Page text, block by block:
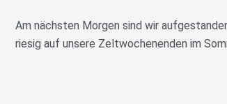
Am nächsten Morgen sind wir
riesig auf unsere Zeltwochenenden im